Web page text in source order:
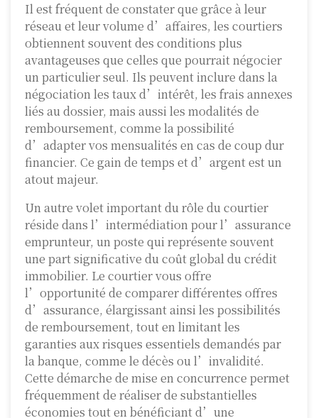
Il est fréquent de constater que grâce à leur
réseau et leur volume d’affaires, les courtiers
obtiennent souvent des conditions plus
avantageuses que celles que pourrait négocier
un particulier seul. Ils peuvent inclure dans la
négociation les taux d’intérêt, les frais annexes
liés au dossier, mais aussi les modalités de
remboursement, comme la possibilité
d’adapter vos mensualités en cas de coup dur
financier. Ce gain de temps et d’argent est un
atout majeur.
Un autre volet important du rôle du courtier
réside dans l’intermédiation pour l’assurance
emprunteur, un poste qui représente souvent
une part significative du coût global du crédit
immobilier. Le courtier vous offre
l’opportunité de comparer différentes offres
d’assurance, élargissant ainsi les possibilités
de remboursement, tout en limitant les
garanties aux risques essentiels demandés par
la banque, comme le décès ou l’invalidité.
Cette démarche de mise en concurrence permet
fréquemment de réaliser de substantielles
économies tout en bénéficiant d’une